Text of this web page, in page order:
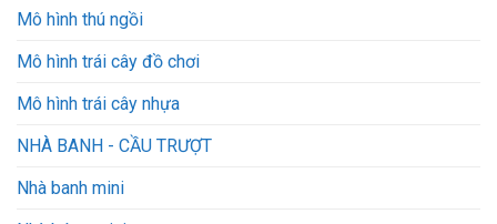
Mô hình thú ngồi
Mô hình trái cây đồ chơi
Mô hình trái cây nhựa
NHÀ BANH - CẦU TRƯỢT
Nhà banh mini